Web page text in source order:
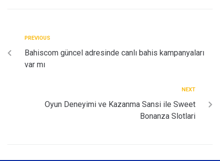
PREVIOUS
Bahiscom güncel adresinde canlı bahis kampanyaları
var mı
NEXT
Oyun Deneyimi ve Kazanma Sansi ile Sweet
Bonanza Slotlari